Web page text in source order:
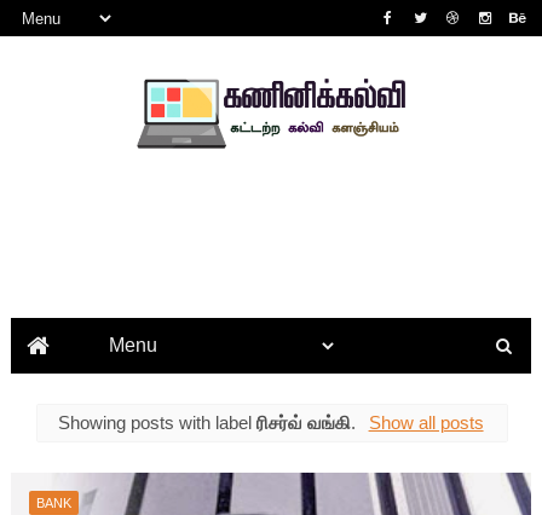
Showing posts with labelரிசர்வ் வங்கி. Show all posts
BANK